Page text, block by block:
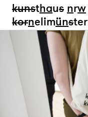
kunsthaus nrw
kornelimünster